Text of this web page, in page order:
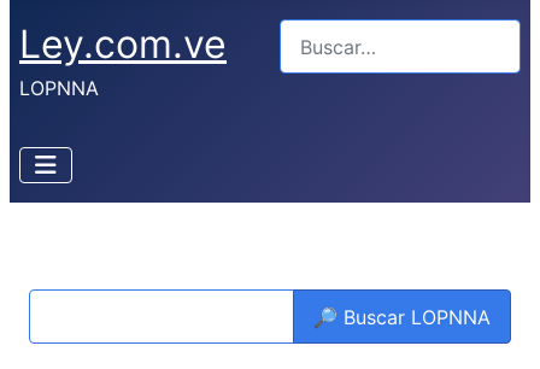
Ley.com.ve
LOPNNA
🔎 Buscar LOPNNA